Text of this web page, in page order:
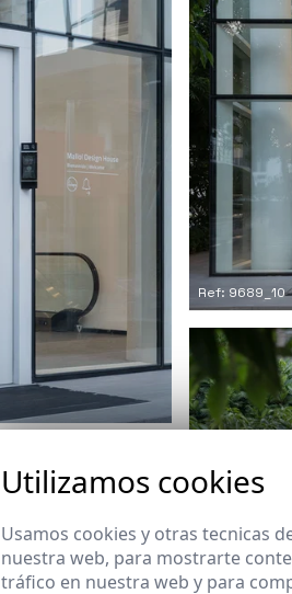
Ref: 9689_10
Utilizamos cookies
Usamos cookies y otras tecnicas
nuestra web, para mostrarte
tráfico en nuestra web y para